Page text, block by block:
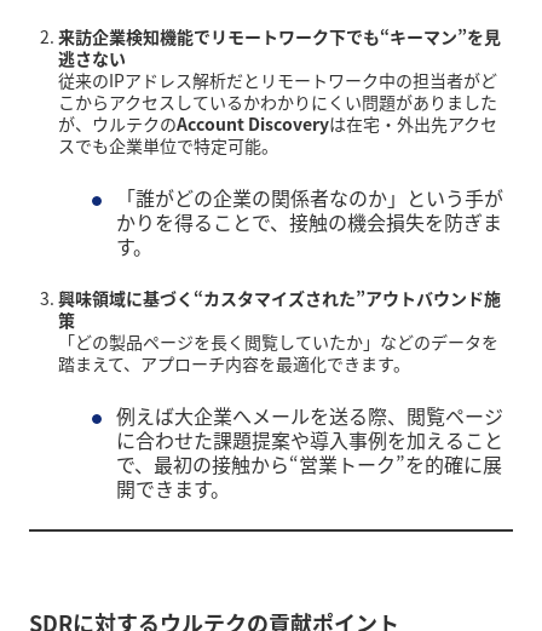
来訪企業検知機能でリモートワーク下でも“キーマン”を見
逃さない
従来のIPアドレス解析だとリモートワーク中の担当者がど
こからアクセスしているかわかりにくい問題がありました
が、ウルテクのAccount Discoveryは在宅・外出先アクセ
スでも企業単位で特定可能。
「誰がどの企業の関係者なのか」という手が
かりを得ることで、接触の機会損失を防ぎま
す。
興味領域に基づく“カスタマイズされた”アウトバウンド施
策
「どの製品ページを長く閲覧していたか」などのデータを
踏まえて、アプローチ内容を最適化できます。
例えば大企業へメールを送る際、閲覧ページ
に合わせた課題提案や導入事例を加えること
で、最初の接触から“営業トーク”を的確に展
開できます。
SDRに対するウルテクの貢献ポイント